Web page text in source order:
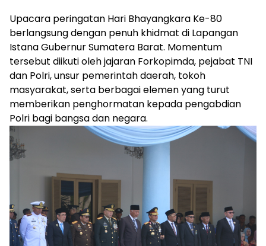
Upacara peringatan Hari Bhayangkara Ke-80
berlangsung dengan penuh khidmat di Lapangan
Istana Gubernur Sumatera Barat. Momentum
tersebut diikuti oleh jajaran Forkopimda, pejabat TNI
dan Polri, unsur pemerintah daerah, tokoh
masyarakat, serta berbagai elemen yang turut
memberikan penghormatan kepada pengabdian
Polri bagi bangsa dan negara.